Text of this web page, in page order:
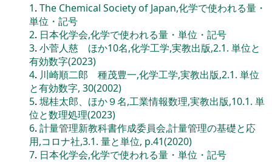
1. The Chemical Society of Japan,化学で使われる量・
単位・記号
2. 日本化学会,化学で使われる量・単位・記号
3. 小菅人慈 ほか10名,化学工学,実教出版,2.1. 単位と
有効数字(2023)
4. 川崎順二郎 種茂豊一,化学工学,実教出版,2.1. 単位
と有効数字, 30(2002)
5. 堀桂太郎、ほか９名,工業情報数理,実教出版,10.1. 単
位と数理処理(2023)
6. 計量管理新教科書作成委員会,計量管理の基礎と応
用,コロナ社,3.1. 量と単位, p.41(2020)
7. 日本化学会,化学で使われる量・単位・記号